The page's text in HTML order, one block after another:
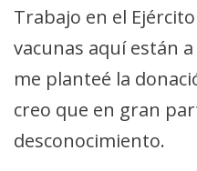
Trabajo en el
vacunas aquí están
me planteé la
creo que en gran
desconocimiento.